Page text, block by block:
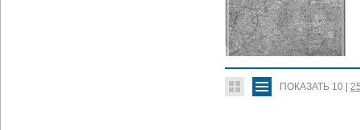
ПОКАЗАТЬ 10 |